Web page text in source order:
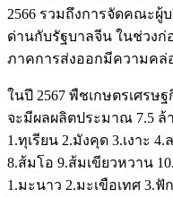
2566 รวมถึงการจัดคณะผู้บ
ด่านกับรัฐบาลจีน ในช่วง
ภาคการส่งออกมีความคล่
ในปี 2567 พืชเกษตรเศรษ
จะมีผลผลิตประมาณ 7.5 ล้
1.ทุเรียน 2.มังคุด 3.เงาะ
8.ส้มโอ 9.ส้มเขียวหวาน
1.มะนาว 2.มะเขือเทศ 3.